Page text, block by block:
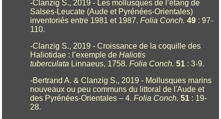
-Clanzig S., 2019 - Les mollusques de l’étang de
Salses-Leucate (Aude et Pyrénées-Orientales)
inventoriés entre 1981 et 1987.Folia Conch. 49 : 97-
110.
-Clanzig S., 2019 - Croissance de la coquille des
Haliotidae : l’exemple deHaliotis
tuberculata Linnaeus, 1758.Folia Conch. 51 : 3-9.
-Bertrand A. & Clanzig S., 2019 - Mollusques marins
nouveaux ou peu communs du littoral de l'Aude et
des Pyrénées-Orientales – 4.Folia Conch. 51 : 19-
28.